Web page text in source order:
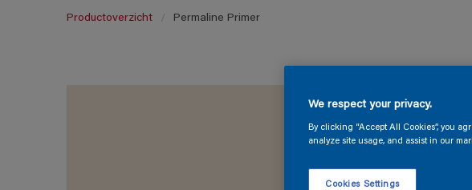
Productoverzicht Permaline Primer
We respect your privacy.
By clicking “Accept All Cookies”, you
analyze site usage, and assist in our
Cookies Settings